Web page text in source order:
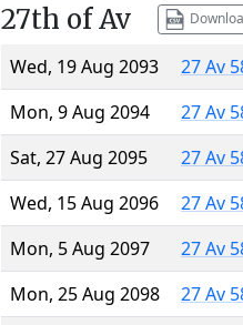
27th of Av
Wed, 19 Aug 2093
27 Av
Mon, 9 Aug 2094
27 Av
Sat, 27 Aug 2095
27 Av
Wed, 15 Aug 2096
27 Av
Mon, 5 Aug 2097
27 Av
Mon, 25 Aug 2098
27 Av